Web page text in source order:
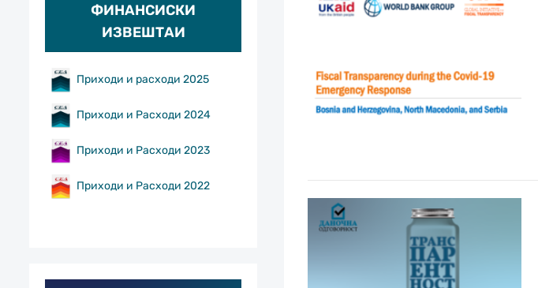
ФИНАНСИСКИ
ИЗВЕШТАИ
Приходи и расходи 2025
Приходи и Расходи 2024
Приходи и Расходи 2023
Приходи и Расходи 2022